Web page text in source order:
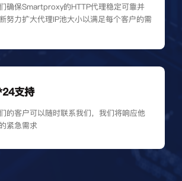
确保Smartproxy的HTTP代理稳定可靠并
努力扩大代理IP池大小以满足每个客户的需
支持
的客户可以随时联系我们，我们将响应他
紧急需求